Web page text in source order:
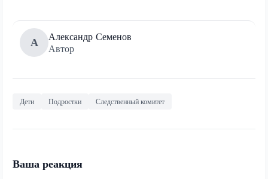
А
Александр Семенов
Автор
Дети Подростки Следственный комитет
Ваша реакция